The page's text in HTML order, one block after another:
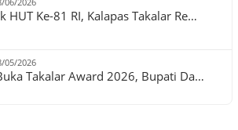
HUT Ke-81 RI, Kalapas Takalar Re…
05/2026
Takalar Award 2026, Bupati Da…